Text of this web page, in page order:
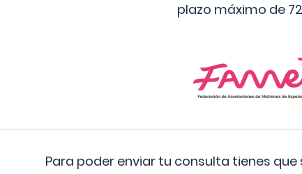
plazo máximo de
Para poder enviar tu consulta tienes que